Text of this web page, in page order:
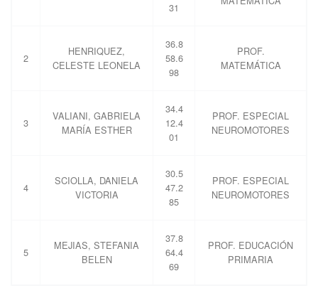
31
2
HENRIQUEZ,
CELESTE LEONELA
36.8
58.6
98
PROF.
MATEMÁTICA
3
VALIANI, GABRIELA
MARÍA ESTHER
34.4
12.4
01
PROF. ESPECIAL
NEUROMOTORES
4
SCIOLLA, DANIELA
VICTORIA
30.5
47.2
85
PROF. ESPECIAL
NEUROMOTORES
5
MEJIAS, STEFANIA
BELEN
37.8
64.4
69
PROF. EDUCACIÓN
PRIMARIA